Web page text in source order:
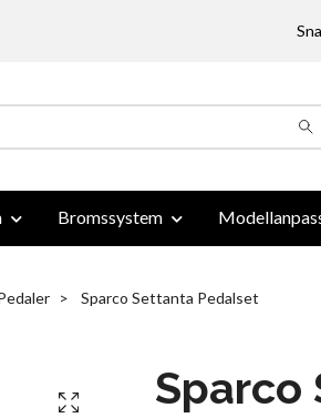
Bromssystem
Sparco Settanta Pedalset
Sparco